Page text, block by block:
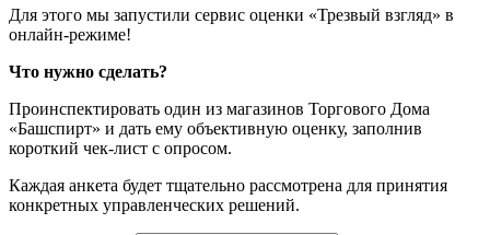
Для этого мы запустили сервис оценки «Трезвый взгляд» в
онлайн-режиме!
Что нужно сделать?
Проинспектировать один из магазинов Торгового Дома
«Башспирт» и дать ему объективную оценку, заполнив
короткий чек-лист с опросом.
Каждая анкета будет тщательно рассмотрена для принятия
конкретных управленческих решений.